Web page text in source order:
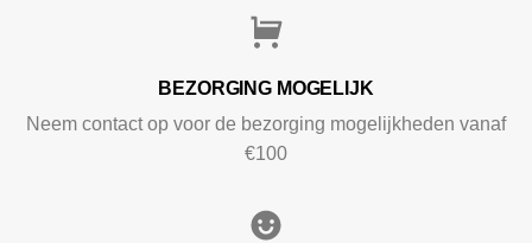
BEZORGING MOGELIJK
Neem contact op voor de bezorging mogelijkheden vanaf
€100